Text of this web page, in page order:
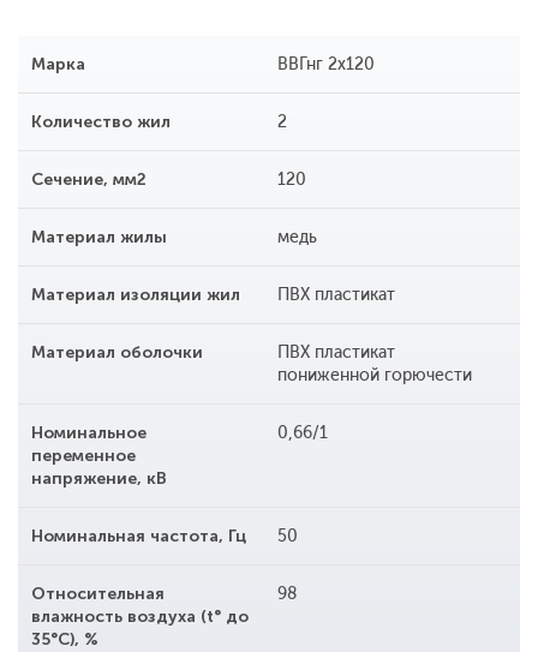
Марка ВВГнг 2х120
Количество жил 2
Сечение, мм2 120
Материал жилы медь
Материал изоляции жил ПВХ пластикат
Материал оболочки
ПВХ пластикат
пониженной горючести
Номинальное
переменное
напряжение, кВ
0,66/1
Номинальная частота, Гц 50
Относительная
влажность воздуха (t° до
35°С), %
98